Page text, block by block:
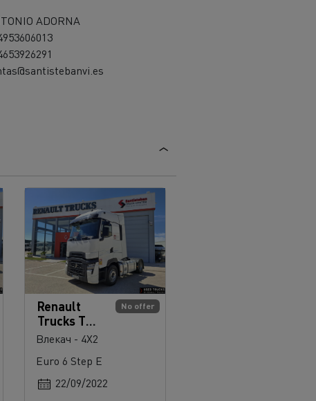
ADORNA
No offer
Renault
Trucks T
High 520
Влекач - 4X2
Euro 6 Step E
22/09/2022